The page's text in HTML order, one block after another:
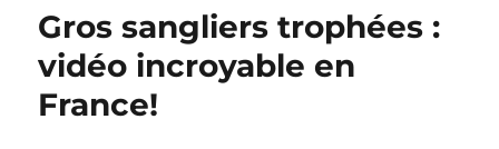
Gros sangliers trophées :
vidéo incroyable en
France!